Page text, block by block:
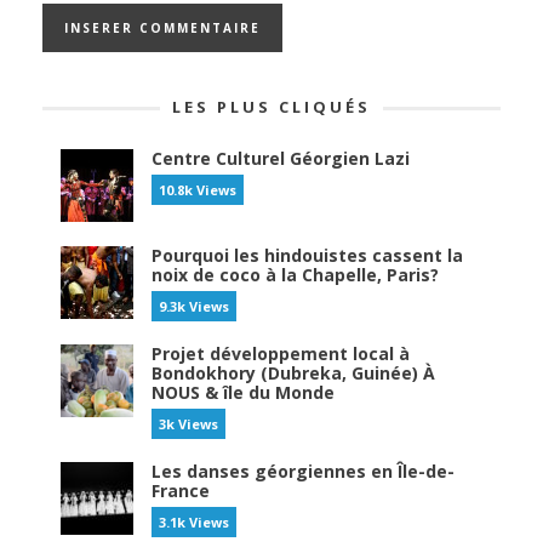
LES PLUS CLIQUÉS
Centre Culturel Géorgien Lazi
10.8k Views
Pourquoi les hindouistes cassent la
noix de coco à la Chapelle, Paris?
9.3k Views
Projet développement local à
Bondokhory (Dubreka, Guinée) À
NOUS & île du Monde
3k Views
Les danses géorgiennes en Île-de-
France
3.1k Views